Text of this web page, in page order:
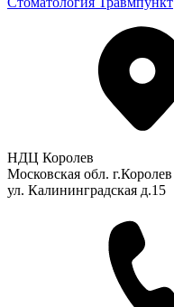
НДЦ Королев
Московская обл. г.Королев
ул. Калининградская д.15